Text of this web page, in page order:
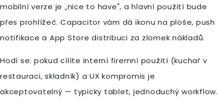
mobilní verze je „nice to have", a hlavní použití bude
přes prohlížeč. Capacitor vám dá ikonu na ploše, push
notifikace a App Store distribuci za zlomek nákladů.
Hodí se: pokud cílíte interní firemní použití (kuchař v
restauraci, skladník) a UX kompromis je
akceptovatelný — typicky tablet, jednoduchý workflow.